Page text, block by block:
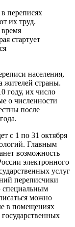
переписях
их труд.
стартует
населения,
жителей страны.
году, их число
о численности
после
с 1 по 31 октября
Главным
возможность
электронного
услуг
переписчики
специальным
можно
в помещениях